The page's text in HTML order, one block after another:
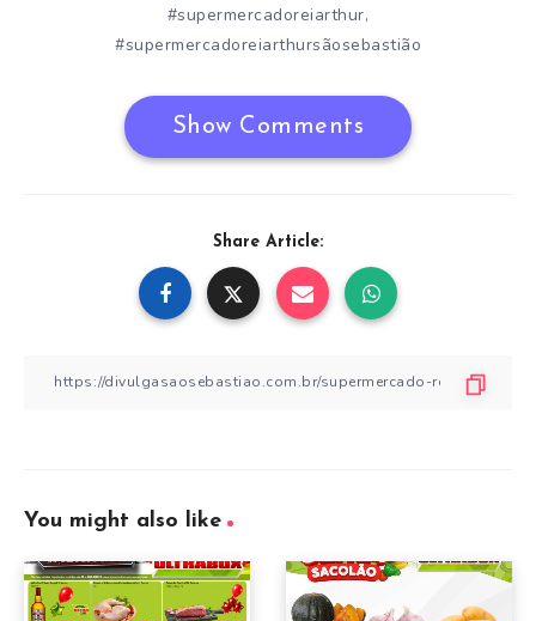
#supermercadoreiarthur,
#supermercadoreiarthursãosebastião
Show Comments
Share Article:
You might also like